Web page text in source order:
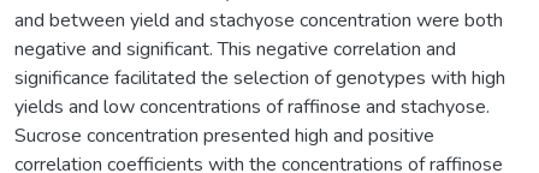
and between yield and stachyose concentration were both
negative and significant. This negative correlation and
significance facilitated the selection of genotypes with high
yields and low concentrations of raffinose and stachyose.
Sucrose concentration presented high and positive
correlation coefficients with the concentrations of raffinose